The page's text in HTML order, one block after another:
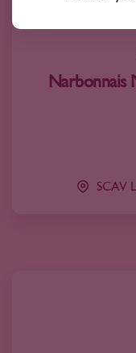
Narbonnais
SCAV